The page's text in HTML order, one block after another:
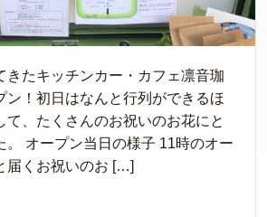
きたキッチンカー・カフェ凛音珈
ン！初日はなんと行列ができるほ
て、たくさんのお祝いのお花にと
。 オープン当日の様子 11時のオー
届くお祝いのお […]